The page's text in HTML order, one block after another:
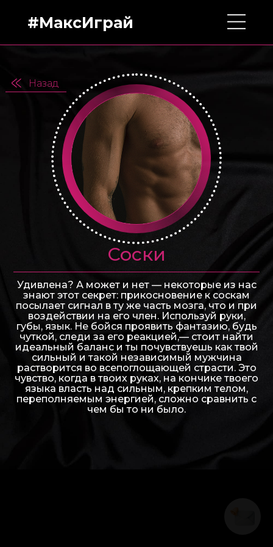
#МаксИграй
Назад
Соски
Удивлена? А может и нет — некоторые из нас
знают этот секрет: прикосновение к соскам
посылает сигнал в ту же часть мозга, что и при
воздействии на его член. Используй руки,
губы, язык. Не бойся проявить фантазию, будь
чуткой, следи за его реакцией,— стоит найти
идеальный баланс и ты почувствуешь как твой
сильный и такой независимый мужчина
растворится во всепоглощающей страсти. Это
чувство, когда в твоих руках, на кончике твоего
языка власть над сильным, крепким телом,
переполняемым энергией, сложно сравнить с
чем бы то ни было.